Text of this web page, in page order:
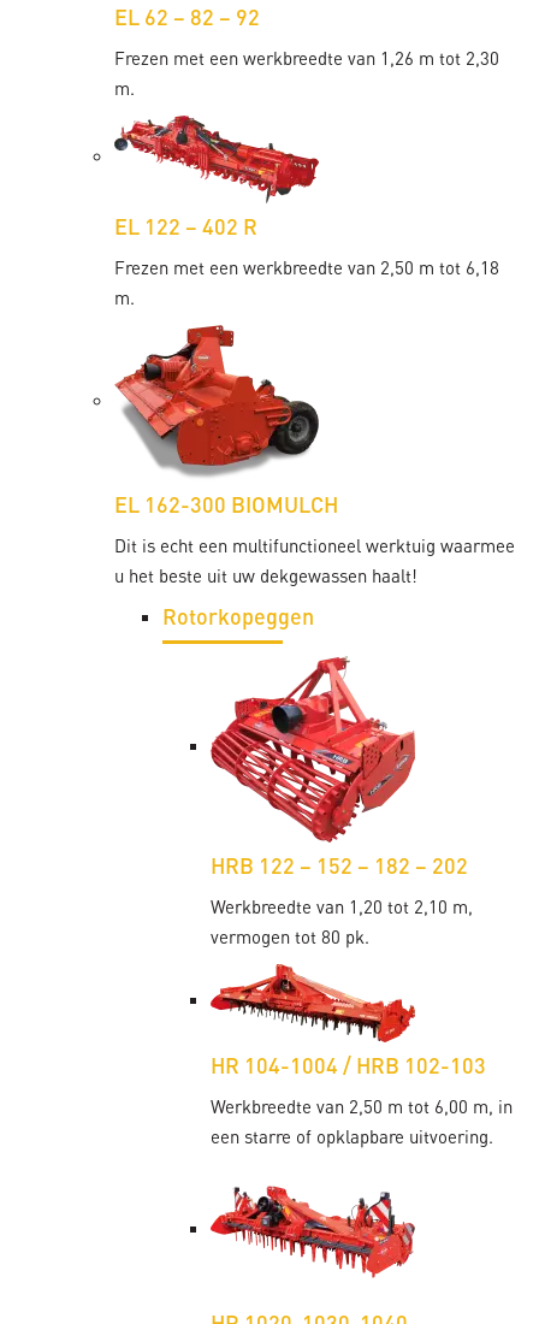
EL 62 – 82 – 92
Frezen met een werkbreedte van 1,26 m tot 2,30
m.
EL 122 – 402 R
Frezen met een werkbreedte van 2,50 m tot 6,18
m.
EL 162-300 BIOMULCH
Dit is echt een multifunctioneel werktuig waarmee
u het beste uit uw dekgewassen haalt!
Rotorkopeggen
HRB 122 – 152 – 182 – 202
Werkbreedte van 1,20 tot 2,10 m,
vermogen tot 80 pk.
HR 104-1004 / HRB 102-103
Werkbreedte van 2,50 m tot 6,00 m, in
een starre of opklapbare uitvoering.